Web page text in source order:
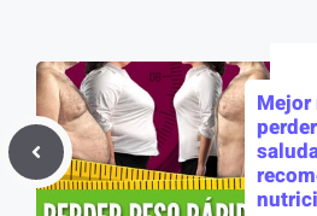
Mejor